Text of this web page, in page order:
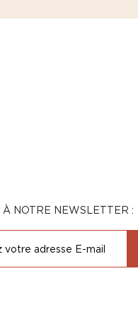
À NOTRE NEWSLETTER :